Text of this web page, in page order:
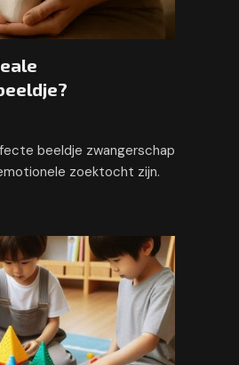
beeldje zwangerschap
zoektocht zijn.